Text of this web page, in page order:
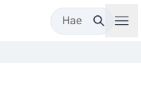
Hae